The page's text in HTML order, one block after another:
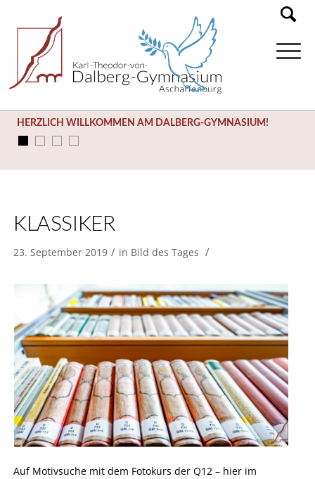
HERZLICH WILLKOMMEN AM DALBERG-GYMNASIUM!
KLASSIKER
23. September 2019 / in Bild des Tages /
Auf Motivsuche mit dem Fotokurs der Q12 – hier im